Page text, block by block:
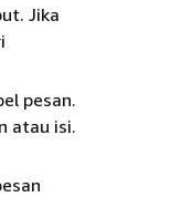
Jika
pesan.
atau isi.